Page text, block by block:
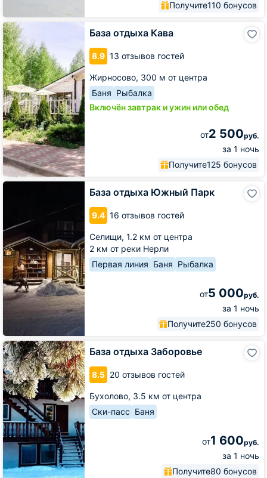
Получите110 бонусов
База отдыха Кава
8.9 13 отзывов гостей
Жирносово, 300 м от центра
Баня Рыбалка
Включён завтрак и ужин или обед
от2 500руб.
за 1 ночь
Получите125 бонусов
База
отдыха
Кава
База отдыха Южный Парк
9.4 16 отзывов гостей
Селищи, 1.2 км от центра
2 км от реки Нерли
Первая линия Баня Рыбалка
от5 000руб.
за 1 ночь
Получите250 бонусов
База
База отдыха Заборовье
8.5 20 отзывов гостей
Бухолово, 3.5 км от центра
Ски-пасс Баня
от1 600руб.
за 1 ночь
Получите80 бонусов
База
отдыха
Заборовье